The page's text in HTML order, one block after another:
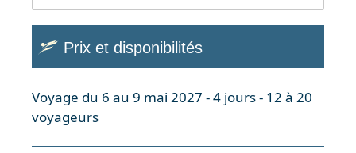
Prix et disponibilités
Voyage du 6 au 9 mai 2027 - 4 jours - 12 à 20
voyageurs